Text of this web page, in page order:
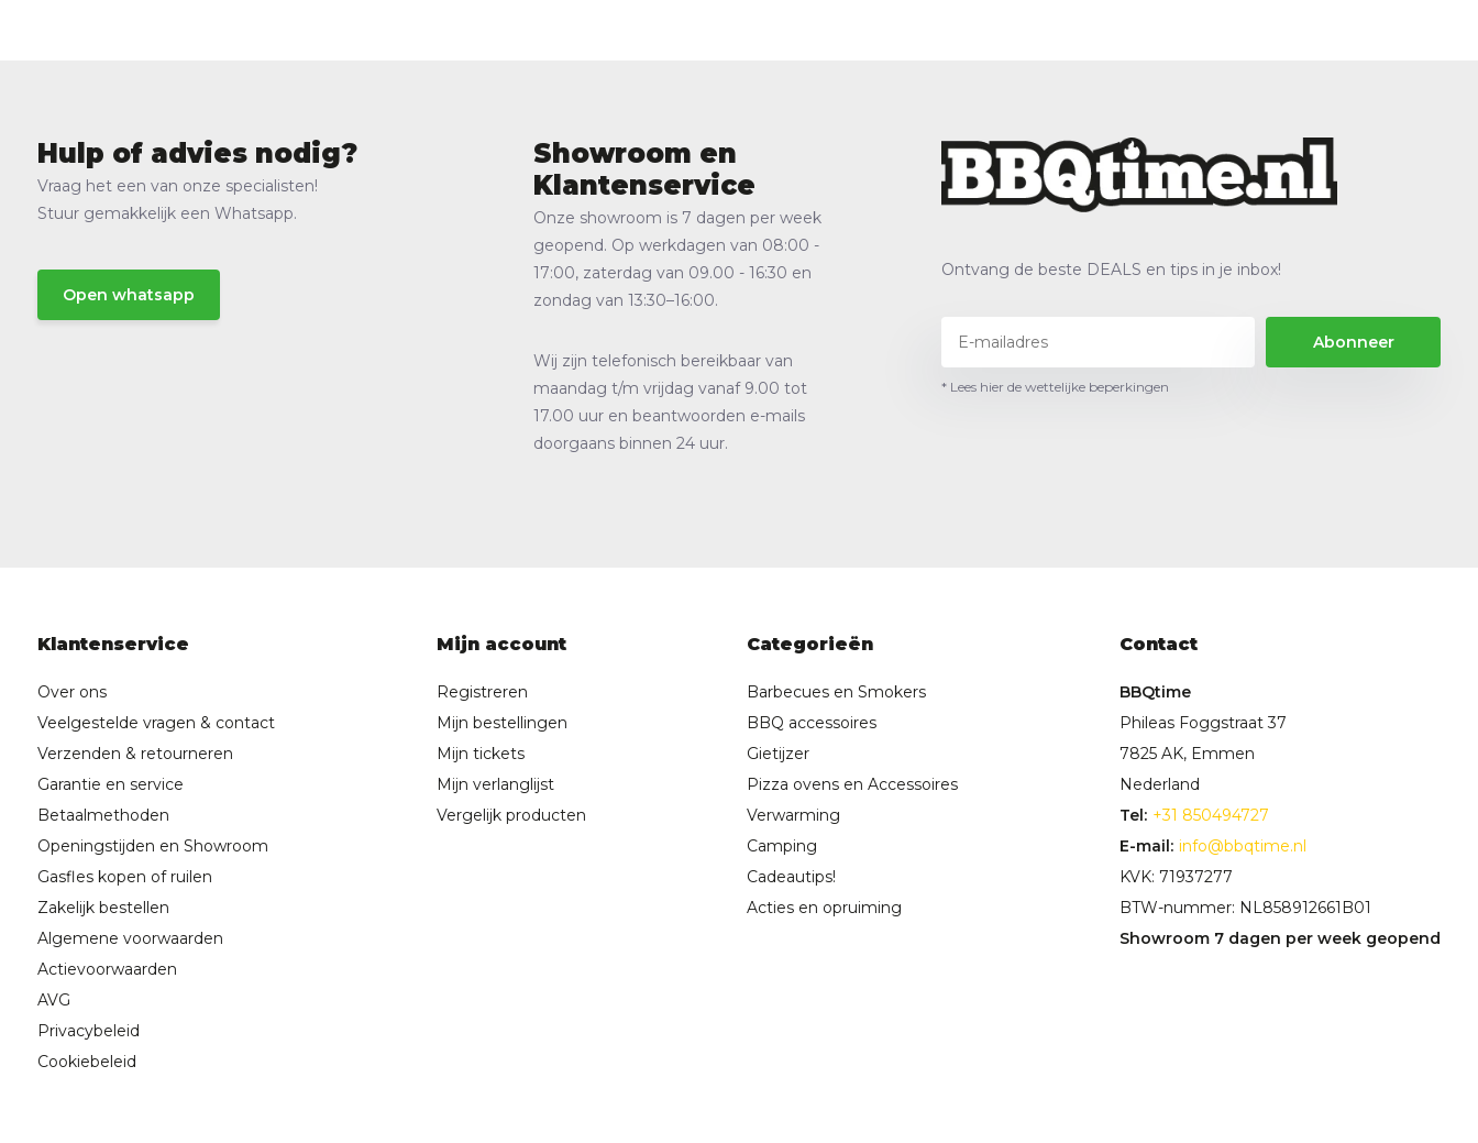
Hulp of advies nodig?
Vraag het een van onze specialisten!
Stuur gemakkelijk een Whatsapp.
Open whatsapp
Showroom en
Klantenservice
Onze showroom is 7 dagen per week
geopend. Op werkdagen van 08:00 -
17:00, zaterdag van 09.00 - 16:30 en
zondag van 13:30–16:00.
Wij zijn telefonisch bereikbaar van
maandag t/m vrijdag vanaf 9.00 tot
17.00 uur en beantwoorden e-mails
doorgaans binnen 24 uur.
Ontvang de beste DEALS en tips in je inbox!
Abonneer
* Lees hier de wettelijke beperkingen
Klantenservice
Over ons
Veelgestelde vragen & contact
Verzenden & retourneren
Garantie en service
Betaalmethoden
Openingstijden en Showroom
Gasfles kopen of ruilen
Zakelijk bestellen
Algemene voorwaarden
Actievoorwaarden
AVG
Privacybeleid
Cookiebeleid
Mijn account
Registreren
Mijn bestellingen
Mijn tickets
Mijn verlanglijst
Vergelijk producten
Categorieën
Barbecues en Smokers
BBQ accessoires
Gietijzer
Pizza ovens en Accessoires
Verwarming
Camping
Cadeautips!
Acties en opruiming
Contact
BBQtime
Phileas Foggstraat 37
7825 AK, Emmen
Nederland
Tel: +31 850494727
E-mail: info@bbqtime.nl
KVK: 71937277
BTW-nummer: NL858912661B01
Showroom 7 dagen per week geopend